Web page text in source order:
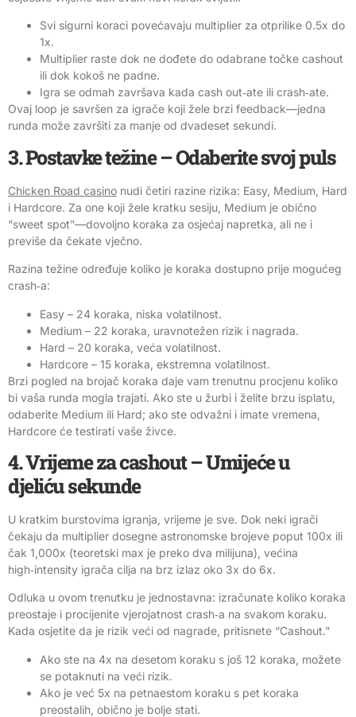
Svi sigurni koraci povećavaju multiplier za otprilike 0.5x do
1x.
Multiplier raste dok ne dođete do odabrane točke cashout
ili dok kokoš ne padne.
Igra se odmah završava kada cash out‑ate ili crash‑ate.
Ovaj loop je savršen za igrače koji žele brzi feedback—jedna
runda može završiti za manje od dvadeset sekundi.
3. Postavke težine – Odaberite svoj puls
Chicken Road casino nudi četiri razine rizika: Easy, Medium, Hard
i Hardcore. Za one koji žele kratku sesiju, Medium je obično
“sweet spot”—dovoljno koraka za osjećaj napretka, ali ne i
previše da čekate vječno.
Razina težine određuje koliko je koraka dostupno prije mogućeg
crash‑a:
Easy – 24 koraka, niska volatilnost.
Medium – 22 koraka, uravnotežen rizik i nagrada.
Hard – 20 koraka, veća volatilnost.
Hardcore – 15 koraka, ekstremna volatilnost.
Brzi pogled na brojač koraka daje vam trenutnu procjenu koliko
bi vaša runda mogla trajati. Ako ste u žurbi i želite brzu isplatu,
odaberite Medium ili Hard; ako ste odvažni i imate vremena,
Hardcore će testirati vaše živce.
4. Vrijeme za cashout – Umijeće u
djeliću sekunde
U kratkim burstovima igranja, vrijeme je sve. Dok neki igrači
čekaju da multiplier dosegne astronomske brojeve poput 100x ili
čak 1,000x (teoretski max je preko dva milijuna), većina
high‑intensity igrača cilja na brz izlaz oko 3x do 6x.
Odluka u ovom trenutku je jednostavna: izračunate koliko koraka
preostaje i procijenite vjerojatnost crash‑a na svakom koraku.
Kada osjetite da je rizik veći od nagrade, pritisnete “Cashout.”
Ako ste na 4x na desetom koraku s još 12 koraka, možete
se potaknuti na veći rizik.
Ako je već 5x na petnaestom koraku s pet koraka
preostalih, obično je bolje stati.